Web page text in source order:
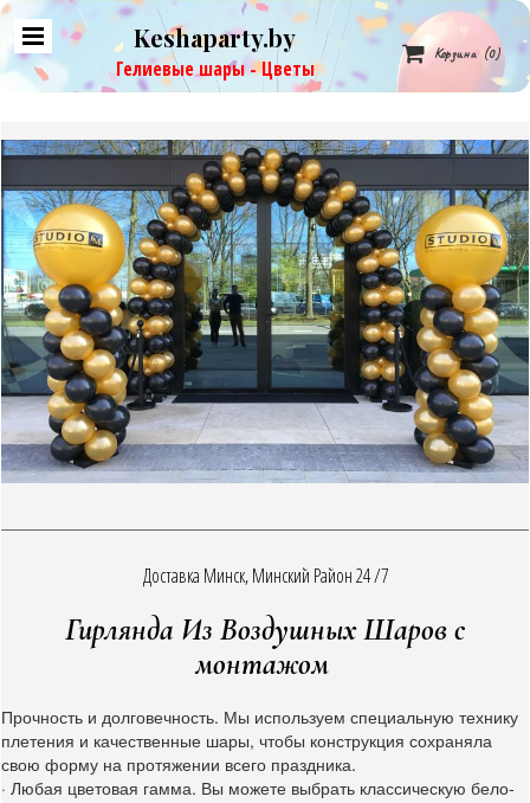
Keshaparty.by
Гелиевые шары - Цветы
 Корзина (0)
Доставка Минск, Минский Район 24 /7
Гирлянда Из Воздушных Шаров с
монтажом
Прочность и долговечность. Мы используем специальную технику
плетения и качественные шары, чтобы конструкция сохраняла
свою форму на протяжении всего праздника.
· Любая цветовая гамма. Вы можете выбрать классическую бело-